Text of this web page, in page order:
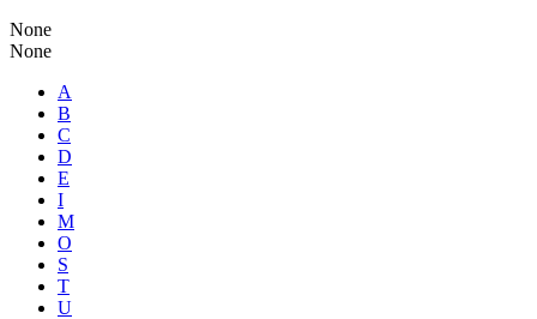
None
None
A
B
C
D
E
I
M
O
S
T
U